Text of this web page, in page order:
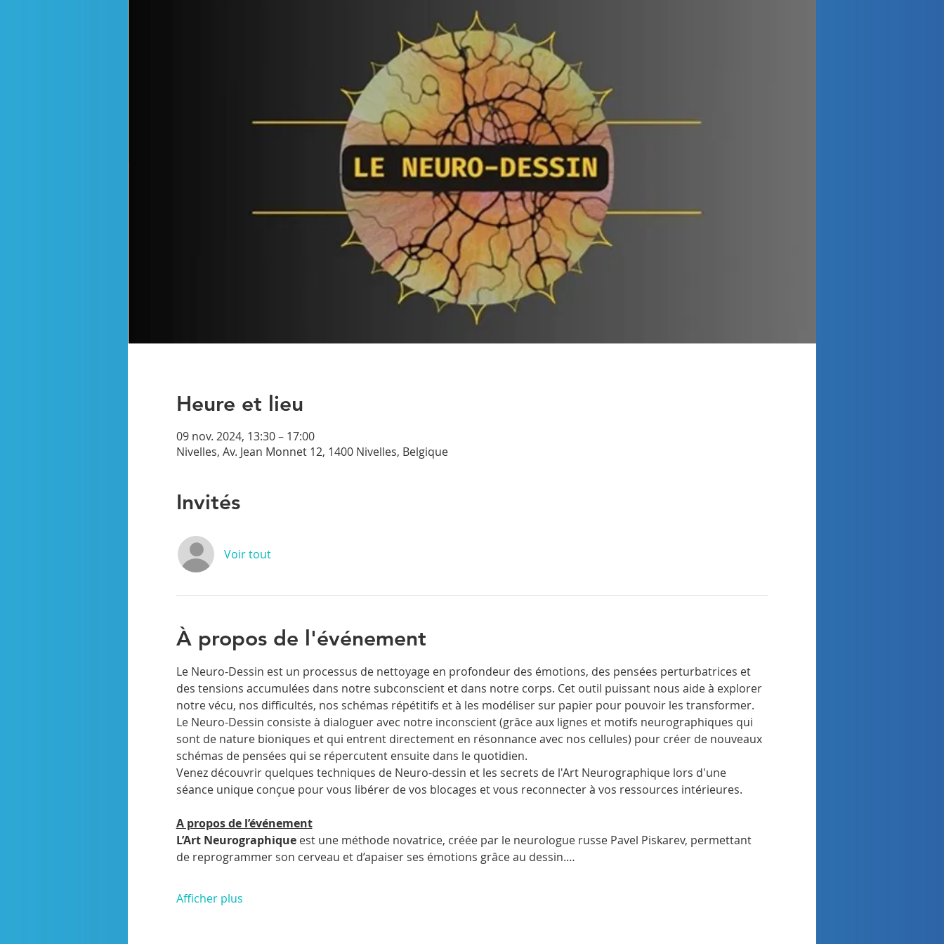
Heure et lieu
09 nov. 2024, 13:30 – 17:00
Nivelles, Av. Jean Monnet 12, 1400 Nivelles, Belgique
Invités
Voir tout
À propos de l'événement
Le Neuro-Dessin est un processus de nettoyage en profondeur des émotions, des pensées perturbatrices et
des tensions accumulées dans notre subconscient et dans notre corps. Cet outil puissant nous aide à explorer
notre vécu, nos difficultés, nos schémas répétitifs et à les modéliser sur papier pour pouvoir les transformer.
Le Neuro-Dessin consiste à dialoguer avec notre inconscient (grâce aux lignes et motifs neurographiques qui
sont de nature bioniques et qui entrent directement en résonnance avec nos cellules) pour créer de nouveaux
schémas de pensées qui se répercutent ensuite dans le quotidien.
Venez découvrir quelques techniques de Neuro-dessin et les secrets de l'Art Neurographique lors d'une
séance unique conçue pour vous libérer de vos blocages et vous reconnecter à vos ressources intérieures.
A propos de l’événement
L’Art Neurographique est une méthode novatrice, créée par le neurologue russe Pavel Piskarev, permettant
de reprogrammer son cerveau et d’apaiser ses émotions grâce au dessin.…
Afficher plus